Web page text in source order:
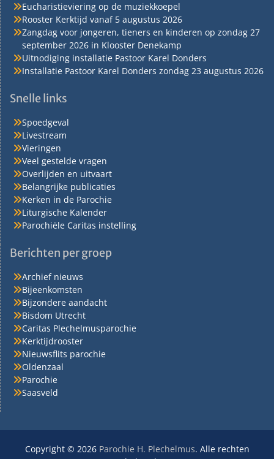
Eucharistieviering op de muziekkoepel
Rooster Kerktijd vanaf 5 augustus 2026
Zangdag voor jongeren, tieners en kinderen op zondag 27
september 2026 in Klooster Denekamp
Uitnodiging installatie Pastoor Karel Donders
Installatie Pastoor Karel Donders zondag 23 augustus 2026
Snelle links
Spoedgeval
Livestream
Vieringen
Veel gestelde vragen
Overlijden en uitvaart
Belangrijke publicaties
Kerken in de Parochie
Liturgische Kalender
Parochiële Caritas instelling
Berichten per groep
Archief nieuws
Bijeenkomsten
Bijzondere aandacht
Bisdom Utrecht
Caritas Plechelmusparochie
Kerktijdrooster
Nieuwsflits parochie
Oldenzaal
Parochie
Saasveld
Copyright © 2026 Parochie H. Plechelmus. Alle rechten